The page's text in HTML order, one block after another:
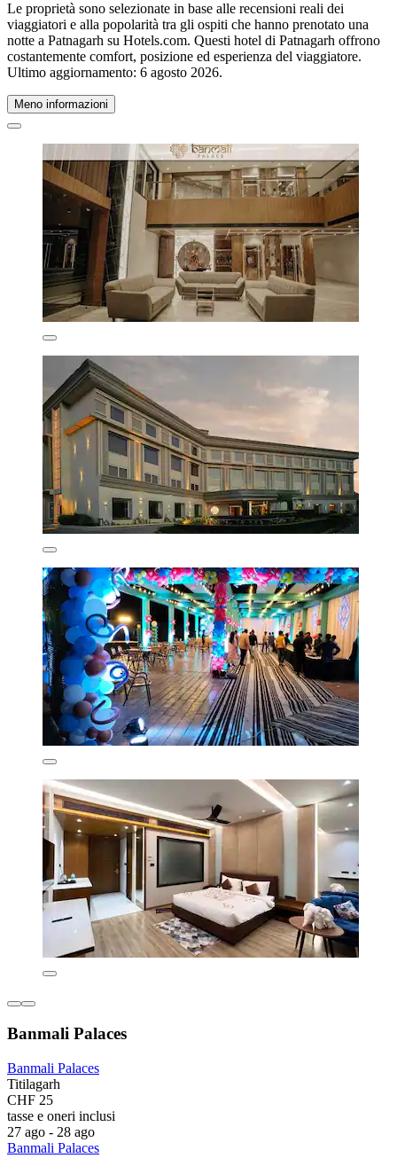
Le proprietà sono selezionate in base alle recensioni reali dei
viaggiatori e alla popolarità tra gli ospiti che hanno prenotato una
notte a Patnagarh su Hotels.com. Questi hotel di Patnagarh offrono
costantemente comfort, posizione ed esperienza del viaggiatore.
Ultimo aggiornamento: 6 agosto 2026.
Meno informazioni
Banmali Palaces
Banmali Palaces
Titilagarh
CHF 25
tasse e oneri inclusi
27 ago - 28 ago
Banmali Palaces